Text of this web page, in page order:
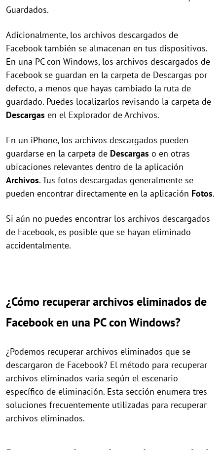
Guardados.
Adicionalmente, los archivos descargados de
Facebook también se almacenan en tus dispositivos.
En una PC con Windows, los archivos descargados de
Facebook se guardan en la carpeta de Descargas por
defecto, a menos que hayas cambiado la ruta de
guardado. Puedes localizarlos revisando la carpeta de
Descargas en el Explorador de Archivos.
En un iPhone, los archivos descargados pueden
guardarse en la carpeta de Descargas o en otras
ubicaciones relevantes dentro de la aplicación
Archivos. Tus fotos descargadas generalmente se
pueden encontrar directamente en la aplicación Fotos.
Si aún no puedes encontrar los archivos descargados
de Facebook, es posible que se hayan eliminado
accidentalmente.
¿Cómo recuperar archivos eliminados de
Facebook en una PC con Windows?
¿Podemos recuperar archivos eliminados que se
descargaron de Facebook? El método para recuperar
archivos eliminados varía según el escenario
específico de eliminación. Esta sección enumera tres
soluciones frecuentemente utilizadas para recuperar
archivos eliminados.